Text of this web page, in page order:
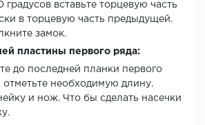
градусов вставьте торцевую часть
в торцевую часть предыдущей.
замок.
пластины первого ряда:
до последней планки первого
отметьте необходимую длину.
и нож. Что бы сделать насечки